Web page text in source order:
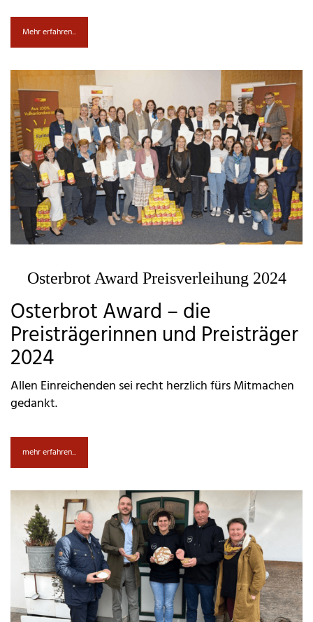
Mehr erfahren...
Osterbrot Award Preisverleihung 2024
Osterbrot Award – die
Preisträgerinnen und Preisträger
2024
Allen Einreichenden sei recht herzlich fürs Mitmachen
gedankt.
mehr erfahren...